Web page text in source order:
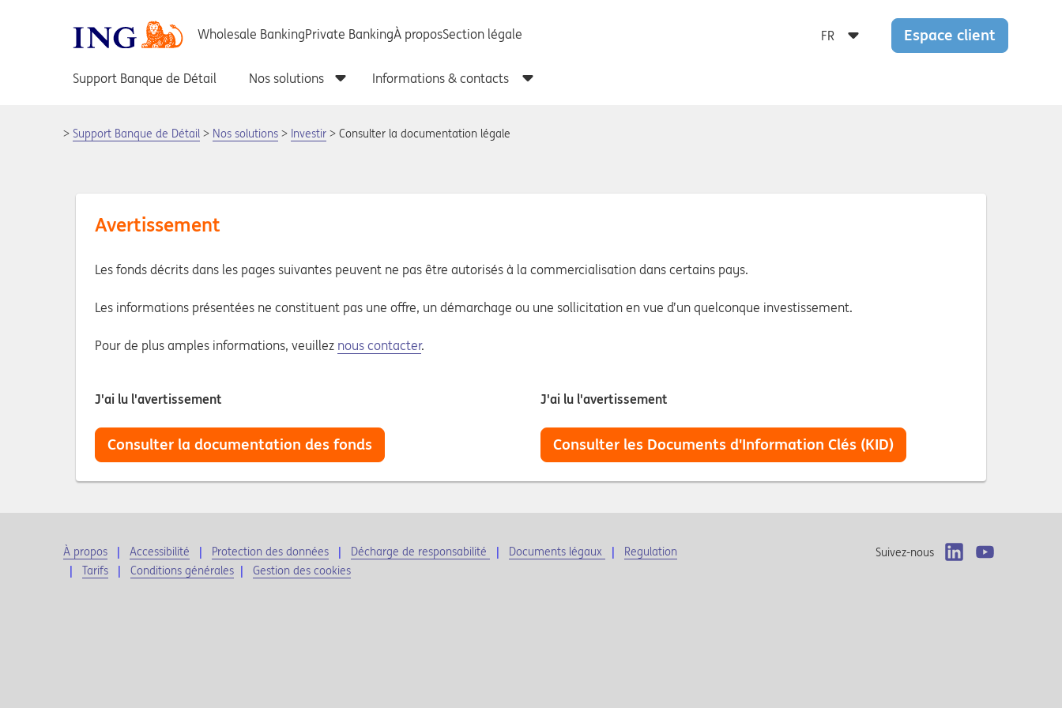
Espace client
Support Banque de Détail Nos solutions Investir Consulter la documentation légale
Avertissement
Les fonds décrits dans les pages suivantes peuvent ne pas être autorisés à la commercialisation dans certains pays.
Les informations présentées ne constituent pas une offre, un démarchage ou une sollicitation en vue d’un quelconque investissement.
Pour de plus amples informations, veuillez nous contacter.
J'ai lu l'avertissement
Consulter la documentation des fonds
J'ai lu l'avertissement
Consulter les Documents d'Information Clés (KID)
À propos Accessibilité Protection des données Décharge de responsabilité Documents légaux
Regulation
Tarifs
Conditions générales | Gestion des cookies
Suivez-nous